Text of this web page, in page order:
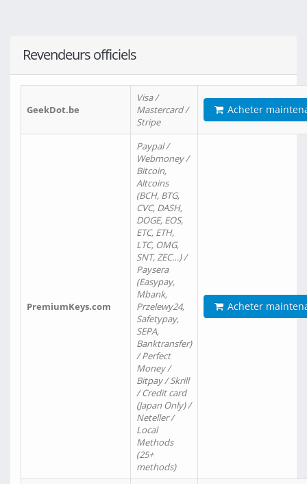
Revendeurs officiels
GeekDot.be
Visa /
Mastercard /
Stripe
Acheter
PremiumKeys.com
Paypal /
Webmoney /
Bitcoin,
Altcoins
(BCH, BTG,
CVC, DASH,
DOGE, EOS,
ETC, ETH,
LTC, OMG,
SNT, ZEC…) /
Paysera
(Easypay,
Mbank,
Przelewy24,
Safetypay,
SEPA,
Banktransfer)
/ Perfect
Money /
Bitpay / Skrill
/ Credit card
(Japan Only) /
Neteller /
Local
Methods
(25+
methods)
Acheter